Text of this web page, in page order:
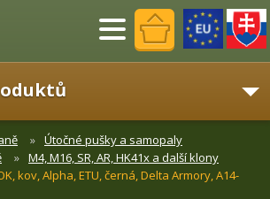
Menu
Útočné pušky a samopaly
M4, M16, SR, AR, HK41x a další klony
kov, Alpha, ETU, černá, Delta Armory, A14-